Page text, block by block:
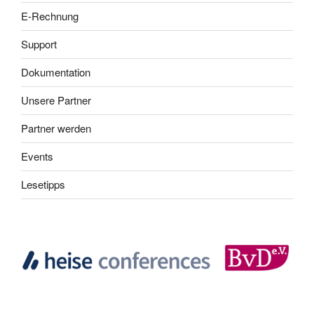
E-Rechnung
Support
Dokumentation
Unsere Partner
Partner werden
Events
Lesetipps